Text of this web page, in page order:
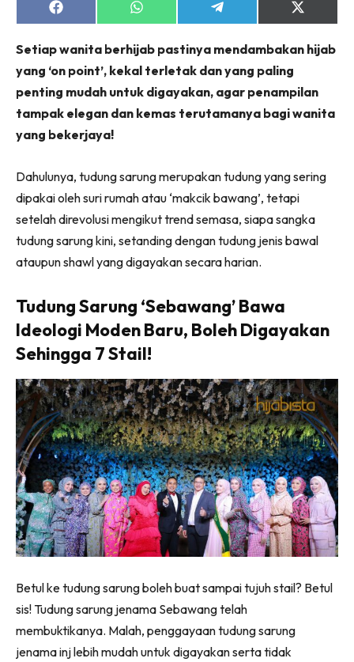
Share
on
Share
on
Share
on
Share
on
(Twitter)
Setiap wanita berhijab pastinya mendambakan hijab
yang ‘on point’, kekal terletak dan yang paling
penting mudah untuk digayakan, agar penampilan
tampak elegan dan kemas terutamanya bagi wanita
yang bekerjaya!
Dahulunya, tudung sarung merupakan tudung yang sering
dipakai oleh suri rumah atau ‘makcik bawang’, tetapi
setelah direvolusi mengikut trend semasa, siapa sangka
tudung sarung kini, setanding dengan tudung jenis bawal
ataupun shawl yang digayakan secara harian.
Tudung Sarung ‘Sebawang’ Bawa
Ideologi Moden Baru, Boleh Digayakan
Sehingga 7 Stail!
Betul ke tudung sarung boleh buat sampai tujuh stail? Betul
sis! Tudung sarung jenama Sebawang telah
membuktikanya. Malah, penggayaan tudung sarung
jenama inj lebih mudah untuk digayakan serta tidak